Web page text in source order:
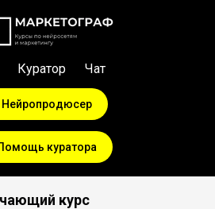
Куратор Чат
Нейропродюсер
куратора
курс